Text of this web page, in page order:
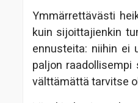
Ymmärrettävästi
kuin sijoittajienkin
ennusteita: niihin ei
paljon
välttämättä tarvitse